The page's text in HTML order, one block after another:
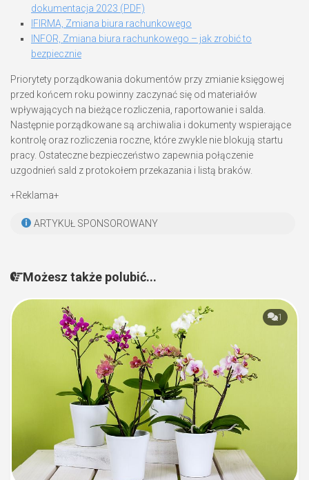
dokumentacja 2023 (PDF)
IFIRMA, Zmiana biura rachunkowego
INFOR, Zmiana biura rachunkowego – jak zrobić to
bezpiecznie
Priorytety porządkowania dokumentów przy zmianie księgowej
przed końcem roku powinny zaczynać się od materiałów
wpływających na bieżące rozliczenia, raportowanie i salda.
Następnie porządkowane są archiwalia i dokumenty wspierające
kontrolę oraz rozliczenia roczne, które zwykle nie blokują startu
pracy. Ostateczne bezpieczeństwo zapewnia połączenie
uzgodnień sald z protokołem przekazania i listą braków.
+Reklama+
ARTYKUŁ SPONSOROWANY
Możesz także polubić...
1